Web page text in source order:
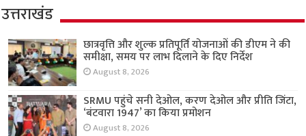
उत्तराखंड
छात्रवृत्ति और शुल्क प्रतिपूर्ति योजनाओं की डीएम ने की
समीक्षा, समय पर लाभ दिलाने के दिए निर्देश
August 8, 2026
SRMU पहुंचे सनी देओल, करण देओल और प्रीति जिंटा,
‘बंटवारा 1947’ का किया प्रमोशन
August 8, 2026